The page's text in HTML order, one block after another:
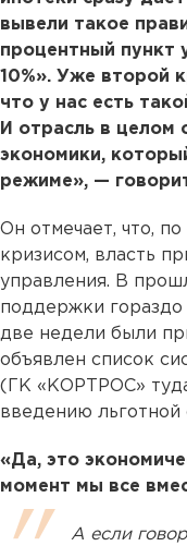
вывели такое
процентный пункт
10%». Уже второй
что у нас есть
И отрасль в целом
экономики,
режиме», —
Он отмечает, что,
кризисом, власть
управления. В
поддержки гораздо
две недели были
объявлен список
(ГК «КОРТРОС»
введению льготной
«Да, это
момент мы все
А если